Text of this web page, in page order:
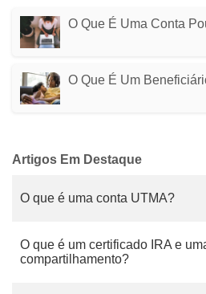
O Que É Uma Conta
O Que É Um
Artigos Em Destaque
O que é uma conta UTMA?
O que é um certificado IRA e
compartilhamento?